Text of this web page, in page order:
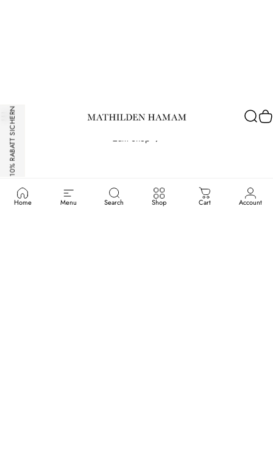
Hamam Spa & Massage München
Zum Shop
Seitennavigation Atelierhamam.com
10% RABATT SICHERN
Home Menu Search Shop Cart Account